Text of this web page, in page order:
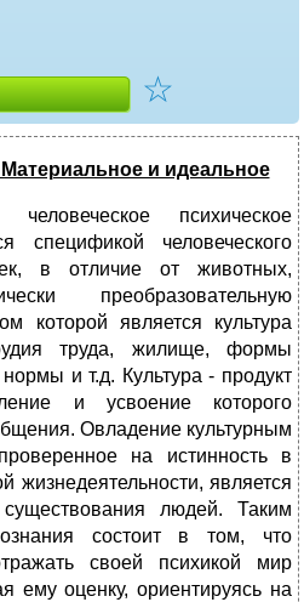
☆
и идеальное
психическое
спецификой человеческого
в отличие от живот­ных,
преобразовательную
которой является культура
труда, жи­лище, формы
и т.д. Культура - продукт
и усвоение которого
Овладение культурным
на истин­ность в
жизнедеятельности, является
людей. Таким
состоит в том, что
своей психикой мир
ему оценку, ориентируясь на